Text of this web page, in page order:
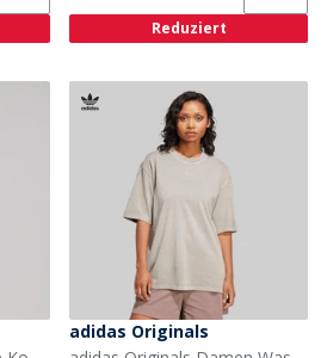
Reduziert
adidas Originals